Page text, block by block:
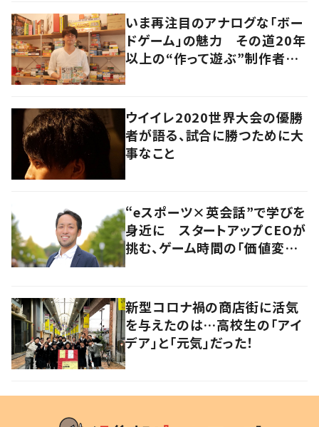
いま再注目のアナログな「ボー
ドゲーム」の魅力 その道20年
以上の“作って遊ぶ”制作者に
ウイイレ2020世界大会の優勝
者が語る、試合に勝つために大
事なこと
“eスポーツ×英会話”で学びを
身近に スタートアップCEOが
挑む、ゲーム時間の「価値変容」
新型コロナ禍の商店街に活気
を与えたのは…高校生の「アイ
デア」と「元気」だった！